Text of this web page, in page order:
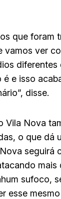
que foram
vamos ver
e isso
disse.
Vila Nova
o que dá
seguirá
sufoco,
esse